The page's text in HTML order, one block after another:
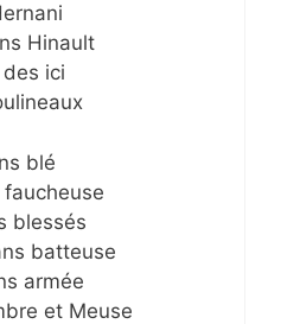
Hinault
des ici
blé
blessés
batteuse
armée
et Meuse